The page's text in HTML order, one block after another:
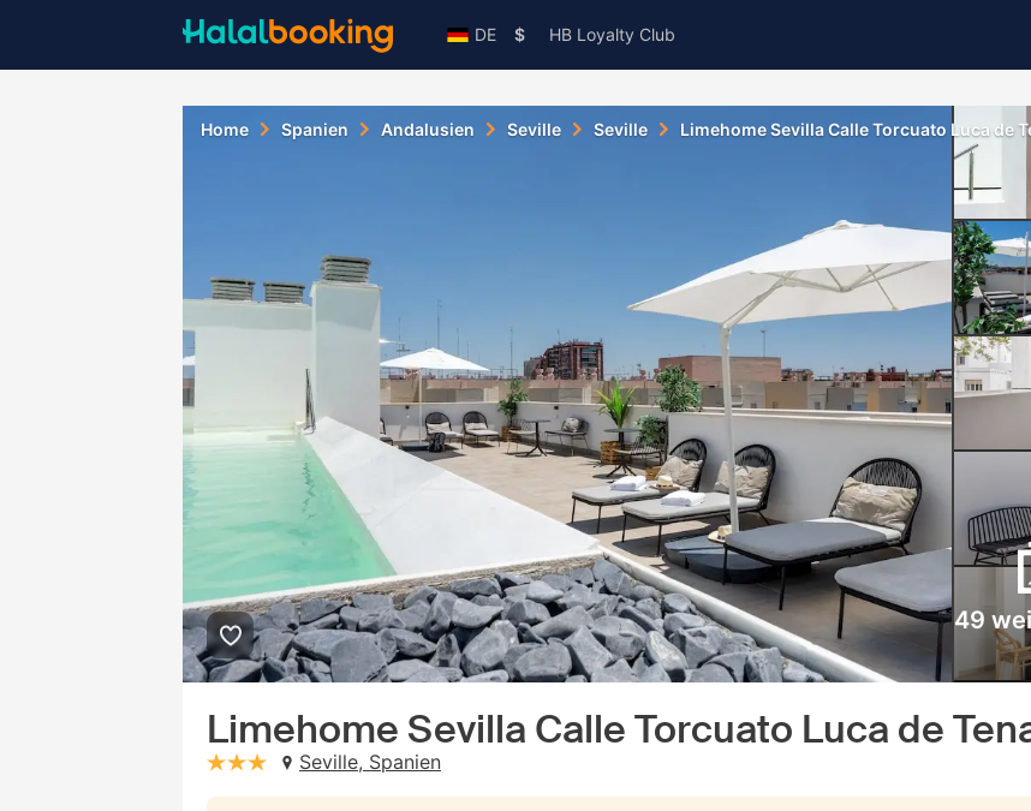
DE $ HB Loyalty Club
Home Spanien Andalusien Seville Seville Limehome Sevilla Calle Torcuato Luca de
49
Limehome Sevilla Calle Torcuato Luca de
stars: 3Seville, Spanien